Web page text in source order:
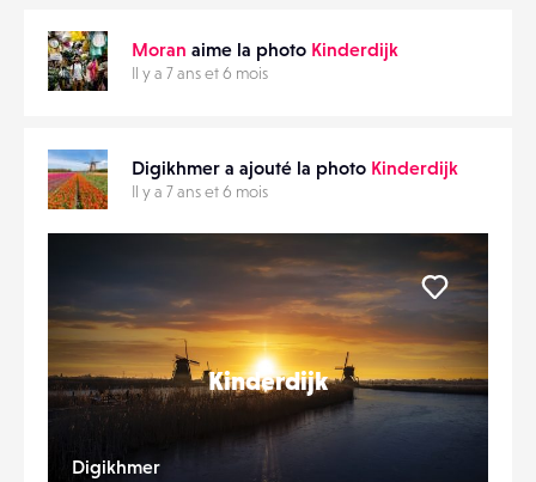
Moran aime la photo Kinderdijk
Il y a 7 ans et 6 mois
Digikhmer a ajouté la photo Kinderdijk
Il y a 7 ans et 6 mois
Kinderdijk
Digikhmer
Liker